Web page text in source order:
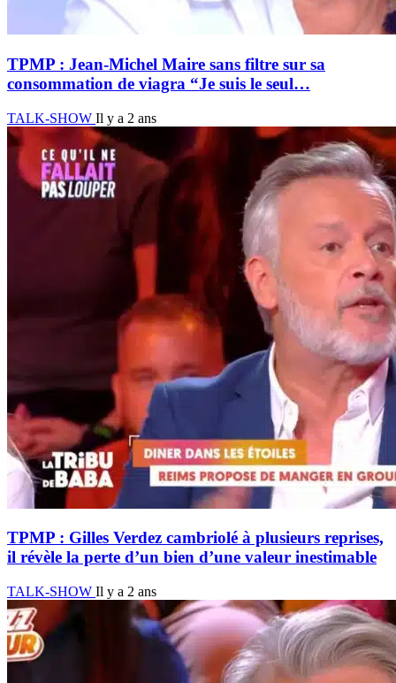
TPMP : Jean-Michel Maire sans filtre sur sa
consommation de viagra “Je suis le seul…
TALK-SHOW Il y a 2 ans
TPMP : Gilles Verdez cambriolé à plusieurs reprises,
il révèle la perte d’un bien d’une valeur inestimable
TALK-SHOW Il y a 2 ans